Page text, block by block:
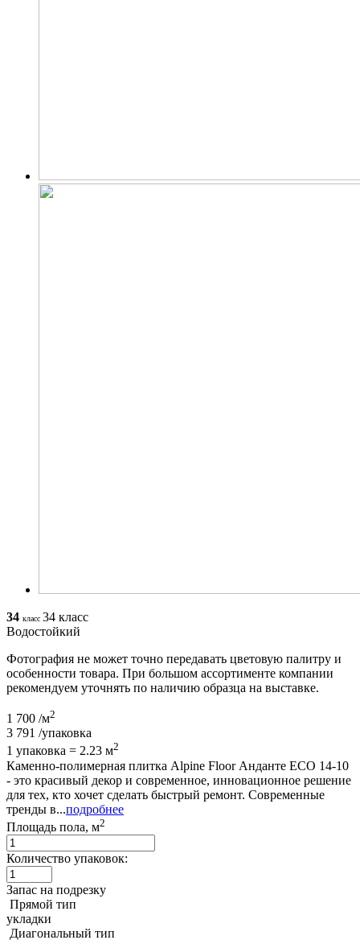
34 класс 34 класс
Водостойкий
Фотография не может точно передавать цветовую палитру и
особенности товара. При большом ассортименте компании
рекомендуем уточнять по наличию образца на выставке.
1 700 /м2
3 791 /упаковка
1 упаковка = 2.23 м2
Каменно-полимерная плитка Alpine Floor Анданте ЕСО 14-10
- это красивый декор и современное, инновационное решение
для тех, кто хочет сделать быстрый ремонт. Современные
тренды в...подробнее
Площадь пола, м2
Количество упаковок:
Запас на подрезку
Прямой тип
укладки
Диагональный тип